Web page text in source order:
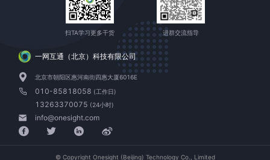
一网互通（北京）科技有限公司
北京市朝阳区惠河南街四惠大厦6016E
010-85818058 (工作日)
13263370075 (24小时)
info@onesight.com
扫TA学习更多干货 进群交流指导
© Copyright Onesight (Beijing) Technology Co., Limited